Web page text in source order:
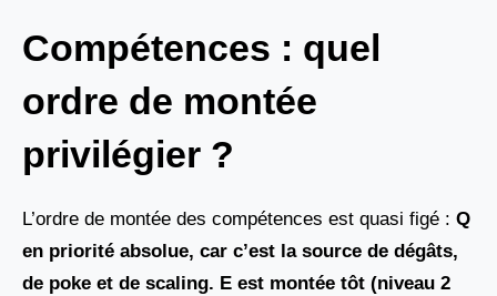
Compétences : quel
ordre de montée
privilégier ?
L’ordre de montée des compétences est quasi figé : Q
en priorité absolue, car c’est la source de dégâts,
de poke et de scaling. E est montée tôt (niveau 2